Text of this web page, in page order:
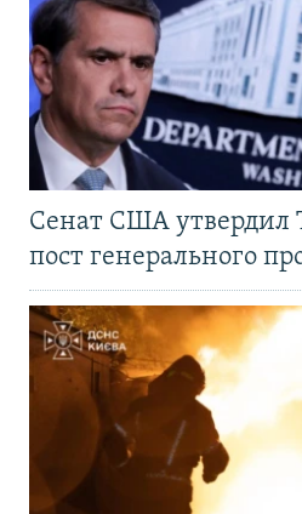
Сенат США утвердил
пост генерального